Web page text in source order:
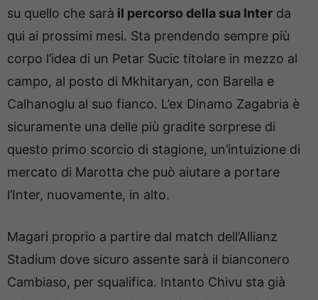
su quello che sarà il percorso della sua Inter da
qui ai prossimi mesi. Sta prendendo sempre più
corpo l’idea di un Petar Sucic titolare in mezzo al
campo, al posto di Mkhitaryan, con Barella e
Calhanoglu al suo fianco. L’ex Dinamo Zagabria è
sicuramente una delle più gradite sorprese di
questo primo scorcio di stagione, un’intuizione di
mercato di Marotta che può aiutare a portare
l’Inter, nuovamente, in alto.
Magari proprio a partire dal match dell’Allianz
Stadium dove sicuro assente sarà il bianconero
Cambiaso, per squalifica. Intanto Chivu sta già